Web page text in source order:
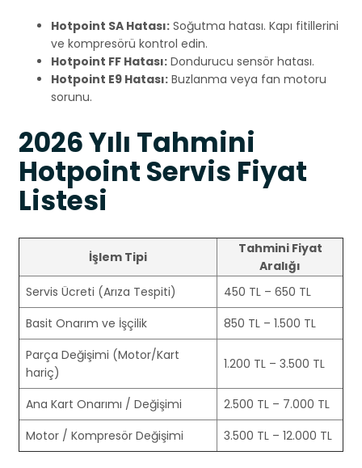
Hotpoint SA Hatası: Soğutma hatası. Kapı fitillerini
ve kompresörü kontrol edin.
Hotpoint FF Hatası: Dondurucu sensör hatası.
Hotpoint E9 Hatası: Buzlanma veya fan motoru
sorunu.
2026 Yılı Tahmini
Hotpoint Servis Fiyat
Listesi
İşlem Tipi
Tahmini Fiyat
Aralığı
Servis Ücreti (Arıza Tespiti)
450 TL – 650 TL
Basit Onarım ve İşçilik
850 TL – 1.500 TL
Parça Değişimi (Motor/Kart
hariç)
1.200 TL – 3.500 TL
Ana Kart Onarımı / Değişimi
2.500 TL – 7.000 TL
Motor / Kompresör Değişimi
3.500 TL – 12.000 TL